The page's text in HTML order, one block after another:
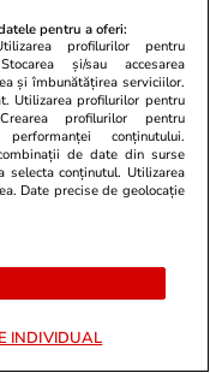
14:57
2026 – tradiții
pentru a oferi:
profilurilor pentru
și/sau accesarea
și îmbunătățirea serviciilor.
Utilizarea profilurilor pentru
profilurilor pentru
conținutului.
de date din surse
conținutul. Utilizarea
Date precise de geolocație
INDIVIDUAL